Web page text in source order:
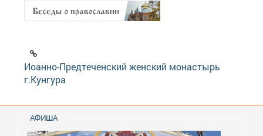
Иоанно-Предтеченский женский монастырь
г.Кунгура
АФИША